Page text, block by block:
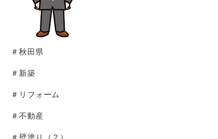
＃秋田県
＃新築
＃リフォーム
＃不動産
＃壁塗り（２）